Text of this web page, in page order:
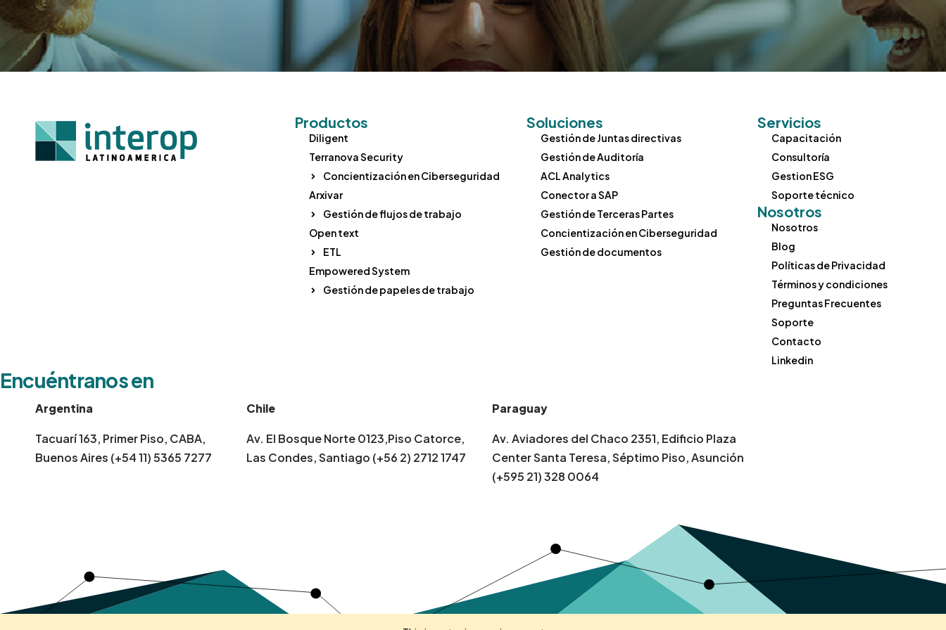
IT Risk Management
Third-Party Management
Policy Management
Gestión de Terceras Partes
Gestión de Politicas
Gestion de ESG
Gestión de flujos de trabajo
Concientización en Ciberseguridad
Segregación de funciones
Productos
Diligent
Terranova Security
Concientización en Ciberseguridad
Arxivar
Gestión de flujos de trabajo
Open text
ETL
Empowered System
Gestión de papeles de trabajo
Soluciones
Gestión de Juntas directivas
Gestión de Auditoría
ACL Analytics
Conector a SAP
Gestión de Terceras Partes
Concientización en Ciberseguridad
Gestión de documentos
Servicios
Capacitación
Consultoría
Gestion ESG
Soporte técnico
Nosotros
Nosotros
Blog
Políticas de Privacidad
Términos y condiciones
Preguntas Frecuentes
Soporte
Contacto
Linkedin
Encuéntranos en
Argentina
Tacuarí 163, Primer Piso, CABA,
Buenos Aires (+54 11) 5365 7277
Chile
Av. El Bosque Norte 0123,Piso Catorce,
Las Condes, Santiago (+56 2) 2712 1747
Paraguay
Av. Aviadores del Chaco 2351, Edificio Plaza
Center Santa Teresa, Séptimo Piso, Asunción
(+595 21) 328 0064